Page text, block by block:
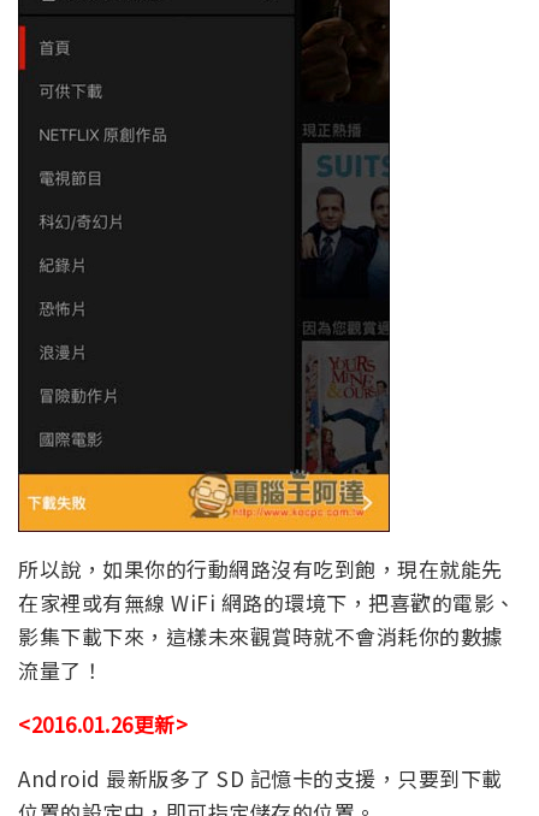
所以說，如果你的行動網路沒有吃到飽，現在就能先
在家裡或有無線 WiFi 網路的環境下，把喜歡的電影、
影集下載下來，這樣未來觀賞時就不會消耗你的數據
流量了！
<2016.01.26更新>
Android 最新版多了 SD 記憶卡的支援，只要到下載